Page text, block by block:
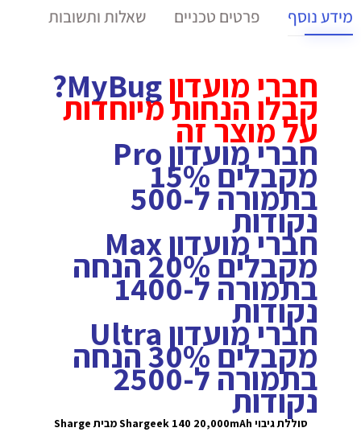
מידע נוסף פרטים טכניים שאלות ותשובות
חברי מועדוןMyBug?
קבלו הנחות מיוחדות
על מוצר זה
חברי מועדון Pro
מקבלים 15%
בתמורה ל-500
נקודות
חברי מועדון Max
מקבלים 20% הנחה
בתמורה ל-1400
נקודות
חברי מועדון Ultra
מקבלים 30% הנחה
בתמורה ל-2500
נקודות
סוללת גיבוי Shargeek 140 20,000mAh מבית Sharge